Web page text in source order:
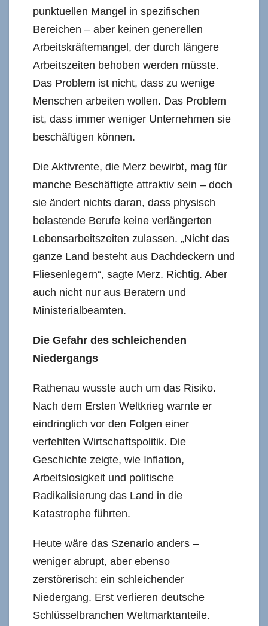
punktuellen Mangel in spezifischen
Bereichen – aber keinen generellen
Arbeitskräftemangel, der durch längere
Arbeitszeiten behoben werden müsste.
Das Problem ist nicht, dass zu wenige
Menschen arbeiten wollen. Das Problem
ist, dass immer weniger Unternehmen sie
beschäftigen können.
Die Aktivrente, die Merz bewirbt, mag für
manche Beschäftigte attraktiv sein – doch
sie ändert nichts daran, dass physisch
belastende Berufe keine verlängerten
Lebensarbeitszeiten zulassen. „Nicht das
ganze Land besteht aus Dachdeckern und
Fliesenlegern“, sagte Merz. Richtig. Aber
auch nicht nur aus Beratern und
Ministerialbeamten.
Die Gefahr des schleichenden
Niedergangs
Rathenau wusste auch um das Risiko.
Nach dem Ersten Weltkrieg warnte er
eindringlich vor den Folgen einer
verfehlten Wirtschaftspolitik. Die
Geschichte zeigte, wie Inflation,
Arbeitslosigkeit und politische
Radikalisierung das Land in die
Katastrophe führten.
Heute wäre das Szenario anders –
weniger abrupt, aber ebenso
zerstörerisch: ein schleichender
Niedergang. Erst verlieren deutsche
Schlüsselbranchen Weltmarktanteile.